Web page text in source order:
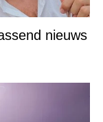
nieuws